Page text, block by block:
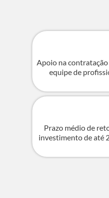
Apoio na contratação
equipe de
Prazo médio de
investimento de até